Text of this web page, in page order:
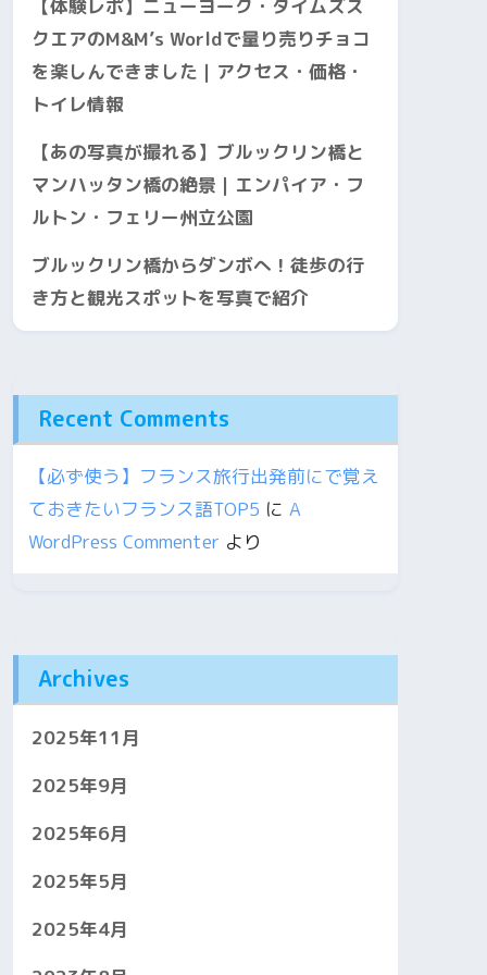
【体験レポ】ニューヨーク・タイムズス
クエアのM&M’s Worldで量り売りチョコ
を楽しんできました｜アクセス・価格・
トイレ情報
【あの写真が撮れる】ブルックリン橋と
マンハッタン橋の絶景｜エンパイア・フ
ルトン・フェリー州立公園
ブルックリン橋からダンボへ！徒歩の行
き方と観光スポットを写真で紹介
Recent Comments
【必ず使う】フランス旅行出発前にで覚え
ておきたいフランス語TOP5 に A
WordPress Commenter より
Archives
2025年11月
2025年9月
2025年6月
2025年5月
2025年4月